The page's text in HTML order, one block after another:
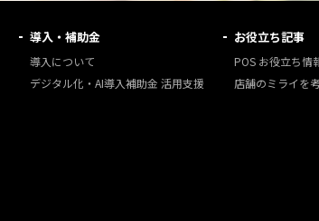
導入・補助金
導入について
デジタル化・AI導入補助金 活用支援
お役立ち記事
POS お役立ち情
店舗のミライを